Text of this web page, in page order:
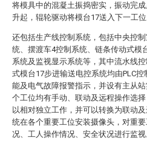
将模具中的混凝土振捣密实，振动完
升起，辊轮驱动将模台17送入下一工位
还包括生产线控制系统，包括中央控
统、摆渡车4控制系统、链条传动式模
系统及监视显示系统等，其中流水线
式模台17步进输送电控系统均由PLC
能及电气故障报警指示，并设有主从
个工位均有手动、联动及远程操作选
以相对独立工作，并可以转换为联动
统在各个重要工位安装摄像头，对重
况、工人操作情况、安全状况进行监